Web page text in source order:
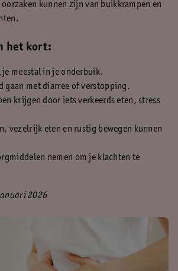
kunnen zijn van buikkrampen en
het kort:
je meestal in je onderbuik.
gaan met diarree of verstopping.
krijgen door iets verkeerds eten, stress
vezelrijk eten en rustig bewegen kunnen
nemen om je klachten te
2026